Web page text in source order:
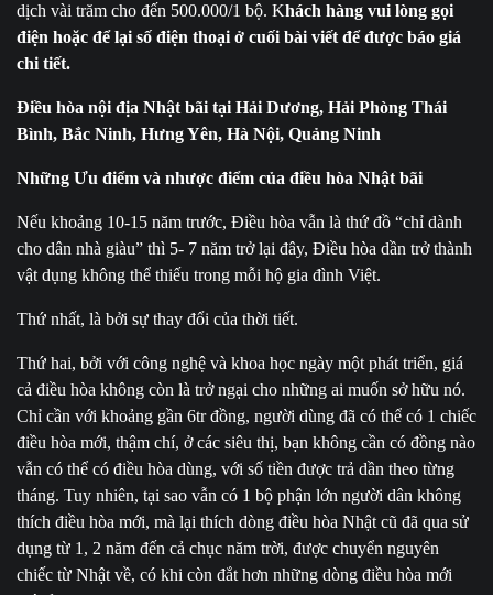
dịch vài trăm cho đến 500.000/1 bộ. Khách hàng vui lòng gọi
điện hoặc để lại số điện thoại ở cuối bài viết để được báo giá
chi tiết.
Điều hòa nội địa Nhật bãi tại Hải Dương, Hải Phòng Thái
Bình, Bắc Ninh, Hưng Yên, Hà Nội, Quảng Ninh
Những Ưu điểm và nhược điểm của điều hòa Nhật bãi
Nếu khoảng 10-15 năm trước, Điều hòa vẫn là thứ đồ “chỉ dành
cho dân nhà giàu” thì 5- 7 năm trở lại đây, Điều hòa dần trở thành
vật dụng không thể thiếu trong mỗi hộ gia đình Việt.
Thứ nhất, là bởi sự thay đổi của thời tiết.
Thứ hai, bởi với công nghệ và khoa học ngày một phát triển, giá
cả điều hòa không còn là trở ngại cho những ai muốn sở hữu nó.
Chỉ cần với khoảng gần 6tr đồng, người dùng đã có thể có 1 chiếc
điều hòa mới, thậm chí, ở các siêu thị, bạn không cần có đồng nào
vẫn có thể có điều hòa dùng, với số tiền được trả dần theo từng
tháng. Tuy nhiên, tại sao vẫn có 1 bộ phận lớn người dân không
thích điều hòa mới, mà lại thích dòng điều hòa Nhật cũ đã qua sử
dụng từ 1, 2 năm đến cả chục năm trời, được chuyển nguyên
chiếc từ Nhật về, có khi còn đắt hơn những dòng điều hòa mới